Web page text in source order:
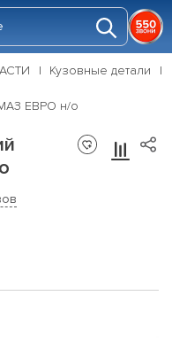
Кузовные детали
ЕВРО н/о